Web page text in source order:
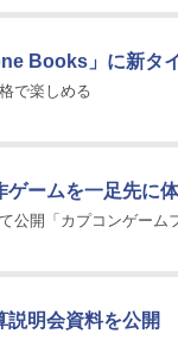
Books」に新タ
で楽しめる
ゲームを一足先に
公開「カプコンゲーム
説明会資料を公開